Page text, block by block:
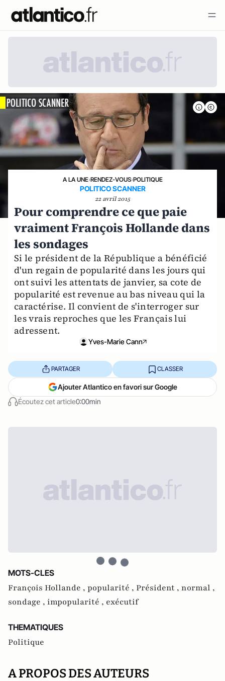
A LA UNE›RENDEZ-VOUS›POLITIQUE
POLITICO SCANNER
22 avril 2015
Pour comprendre ce que paie
vraiment François Hollande dans
les sondages
Si le président de la République a bénéficié
d'un regain de popularité dans les jours qui
ont suivi les attentats de janvier, sa cote de
popularité est revenue au bas niveau qui la
caractérise. Il convient de s'interroger sur
les vrais reproches que les Français lui
adressent.
Yves-Marie Cann
Écoutez cet article0:00min
PARTAGER CLASSER
Ajouter Atlantico en favori sur Google
MOTS-CLES
François Hollande , popularité , Président , normal ,
sondage , impopularité , exécutif
THEMATIQUES
Politique
A PROPOS DES AUTEURS